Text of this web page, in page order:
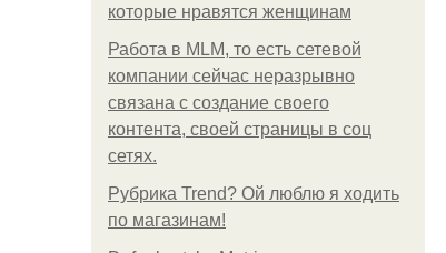
которые нравятся женщинам
Работа в MLM, то есть сетевой
компании сейчас неразрывно
связана с создание своего
контента, своей страницы в соц
сетях.
Рубрика Trend? Ой люблю я ходить
по магазинам!